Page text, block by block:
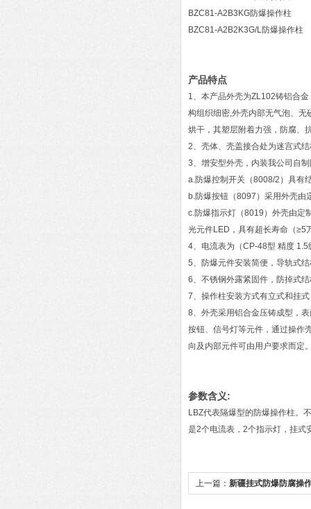
BZC81-A2B3KG防爆操作柱
BZC81-A2B2K3G/L防爆操作柱
产品特点
1、本产品外壳为ZL102铸铝合
构组织细密,外壳内部无气泡、
烘干，其塑层附着力强，防腐、
2、壳体、壳盖接合处为迷宫式
3、增安型外壳，内装我公司自
a.防爆控制开关（8008/2）具有
b.防爆按钮（8097）采用外壳由
c.防爆指示灯（8019）外壳由定
光元件LED，具有超长寿命（≥5
4、电流表为（CP-48型 精度
5、防爆元件安装简便，导轨式
6、不锈钢外露紧固件，防掉式
7、操作柱安装方式有立式和挂式
8、外壳采用铝合金压铸成型，
按钮、信号灯等元件，通过操作
向及内部元件可由用户要求而定
参数含义:
LBZ代表隔爆型的防爆操作柱。
是2个电流表，2个指示灯，挂式
上一篇： 新疆挂式防爆防腐操